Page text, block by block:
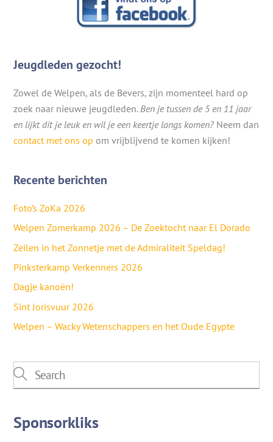
Jeugdleden gezocht!
Zowel de Welpen, als de Bevers, zijn momenteel hard op
zoek naar nieuwe jeugdleden.Ben je tussen de 5 en 11 jaar
en lijkt dit je leuk en wil je een keertje langs komen? Neem dan
contact met ons op om vrijblijvend te komen kijken!
Recente berichten
Foto’s ZoKa 2026
Welpen Zomerkamp 2026 – De Zoektocht naar El Dorado
Zeilen in het Zonnetje met de Admiraliteit Speldag!
Pinksterkamp Verkenners 2026
Dagje kanoën!
Sint Jorisvuur 2026
Welpen – Wacky Wetenschappers en het Oude Egypte
Sponsorkliks